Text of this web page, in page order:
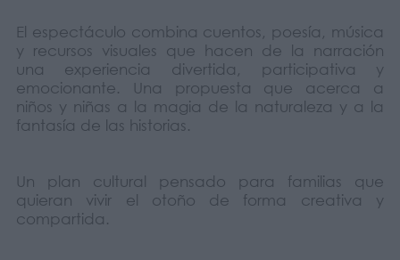
El espectáculo combina cuentos, poesía, música
y recursos visuales que hacen de la narración
una experiencia divertida, participativa y
emocionante. Una propuesta que acerca a
niños y niñas a la magia de la naturaleza y a la
fantasía de las historias.
Un plan cultural pensado para familias que
quieran vivir el otoño de forma creativa y
compartida.